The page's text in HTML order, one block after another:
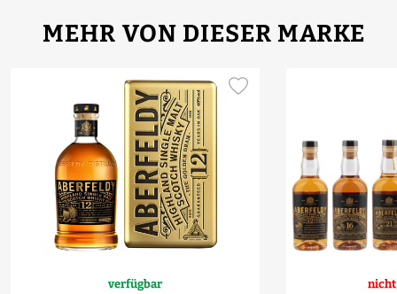
MEHR VON DIESER MARKE
verfügbar